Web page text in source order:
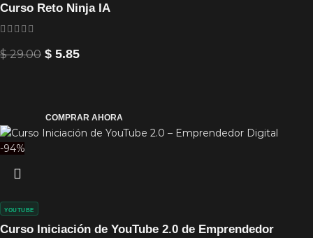
Curso Reto Ninja IA
$29.00 $ 5.85
COMPRAR AHORA
-94%
Curso Iniciación de YouTube 2.0 de Emprendedor
YOUTUBE